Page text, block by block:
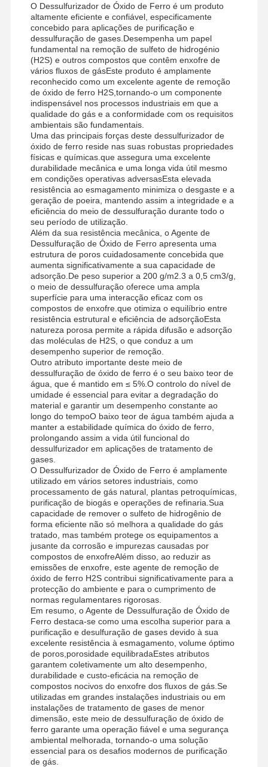
Casa Produtos Vídeos
Quem
Somos
Fábrica
Controle De
Qualidade
Notícias
Todos Os
Casos
Pedir Um
Orçamento
Óxido de ferro Desulfurizer
O Dessulfurizador de Óxido de Ferro é um produto
altamente eficiente e confiável, especificamente
concebido para aplicações de purificação e
dessulfuração de gases.Desempenha um papel
fundamental na remoção de sulfeto de hidrogénio
(H2S) e outros compostos que contêm enxofre de
vários fluxos de gásEste produto é amplamente
reconhecido como um excelente agente de remoção
de óxido de ferro H2S,tornando-o um componente
indispensável nos processos industriais em que a
qualidade do gás e a conformidade com os requisitos
ambientais são fundamentais.
Uma das principais forças deste dessulfurizador de
óxido de ferro reside nas suas robustas propriedades
físicas e químicas.que assegura uma excelente
durabilidade mecânica e uma longa vida útil mesmo
em condições operativas adversasEsta elevada
resistência ao esmagamento minimiza o desgaste e a
geração de poeira, mantendo assim a integridade e a
eficiência do meio de dessulfuração durante todo o
seu período de utilização.
Além da sua resistência mecânica, o Agente de
Dessulfuração de Óxido de Ferro apresenta uma
estrutura de poros cuidadosamente concebida que
aumenta significativamente a sua capacidade de
adsorção.De peso superior a 200 g/m2.3 a 0,5 cm3/g,
o meio de dessulfuração oferece uma ampla
superfície para uma interacção eficaz com os
compostos de enxofre.que otimiza o equilíbrio entre
resistência estrutural e eficiência de adsorçãoEsta
natureza porosa permite a rápida difusão e adsorção
das moléculas de H2S, o que conduz a um
desempenho superior de remoção.
Outro atributo importante deste meio de
dessulfuração de óxido de ferro é o seu baixo teor de
água, que é mantido em ≤ 5%.O controlo do nível de
umidade é essencial para evitar a degradação do
material e garantir um desempenho constante ao
longo do tempoO baixo teor de água também ajuda a
manter a estabilidade química do óxido de ferro,
prolongando assim a vida útil funcional do
dessulfurizador em aplicações de tratamento de
gases.
O Dessulfurizador de Óxido de Ferro é amplamente
utilizado em vários setores industriais, como
processamento de gás natural, plantas petroquímicas,
purificação de biogás e operações de refinaria.Sua
capacidade de remover o sulfeto de hidrogênio de
forma eficiente não só melhora a qualidade do gás
tratado, mas também protege os equipamentos a
jusante da corrosão e impurezas causadas por
compostos de enxofreAlém disso, ao reduzir as
emissões de enxofre, este agente de remoção de
óxido de ferro H2S contribui significativamente para a
protecção do ambiente e para o cumprimento de
normas regulamentares rigorosas.
Em resumo, o Agente de Dessulfuração de Óxido de
Ferro destaca-se como uma escolha superior para a
purificação e desulfuração de gases devido à sua
excelente resistência à esmagamento, volume óptimo
de poros,porosidade equilibradaEstes atributos
garantem coletivamente um alto desempenho,
durabilidade e custo-eficácia na remoção de
compostos nocivos do enxofre dos fluxos de gás.Se
utilizadas em grandes instalações industriais ou em
instalações de tratamento de gases de menor
dimensão, este meio de dessulfuração de óxido de
ferro garante uma operação fiável e uma segurança
ambiental melhorada, tornando-o uma solução
essencial para os desafios modernos de purificação
de gás.